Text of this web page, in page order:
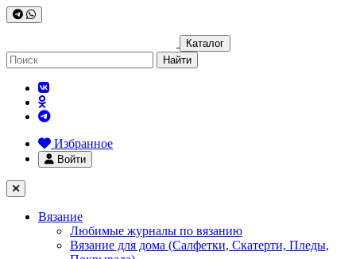
Каталог
Найти
Избранное
Войти
Вязание
Любимые журналы по вязанию
Вязание для дома (Салфетки, Скатерти, Пледы,